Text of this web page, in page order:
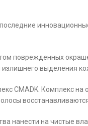
поврежденных
выделения
CMADK. Комплекс на
нанести на чистые